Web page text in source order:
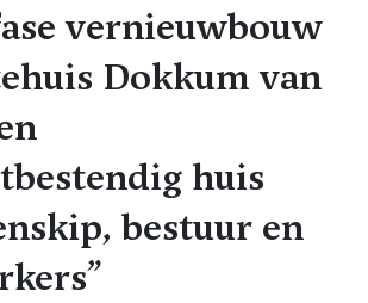
vernieuwbouw
Dokkum van
huis
bestuur en